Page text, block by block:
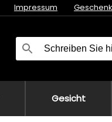
Impressum
Gesicht